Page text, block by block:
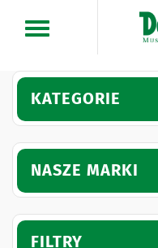
KATEGORIE
NASZE MARKI
FILTRY